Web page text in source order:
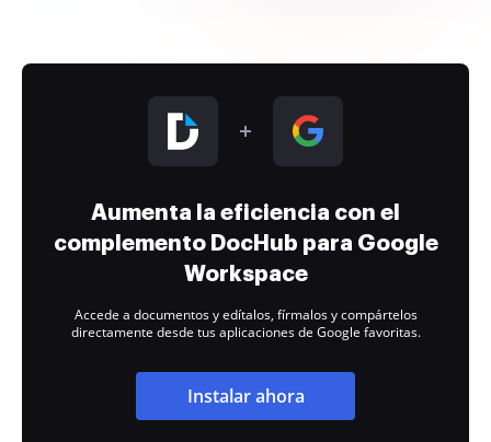
Aumenta la eficiencia con el
complemento DocHub para Google
Workspace
Accede a documentos y edítalos, fírmalos y compártelos
directamente desde tus aplicaciones de Google favoritas.
Instalar ahora